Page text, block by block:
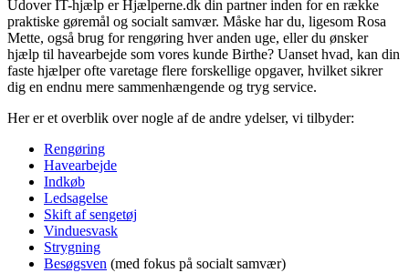
Udover IT-hjælp er Hjælperne.dk din partner inden for en række
praktiske gøremål og socialt samvær. Måske har du, ligesom Rosa
Mette, også brug for rengøring hver anden uge, eller du ønsker
hjælp til havearbejde som vores kunde Birthe? Uanset hvad, kan din
faste hjælper ofte varetage flere forskellige opgaver, hvilket sikrer
dig en endnu mere sammenhængende og tryg service.
Her er et overblik over nogle af de andre ydelser, vi tilbyder:
Rengøring
Havearbejde
Indkøb
Ledsagelse
Skift af sengetøj
Vinduesvask
Strygning
Besøgsven (med fokus på socialt samvær)